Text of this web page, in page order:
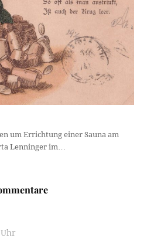
um Errichtung einer Sauna am
Lenninger im…